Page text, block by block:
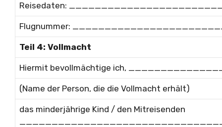
Reisedaten:
Flugnummer:
Teil 4: Vollmacht
Hiermit bevollmächtige ich,
(Name der Person, die die Vollmacht erhält)
das minderjährige Kind / den Mitreisenden